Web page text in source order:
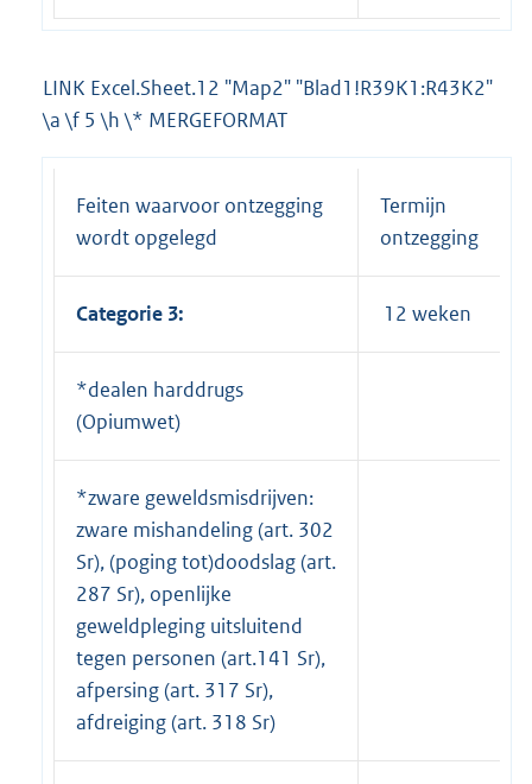
LINK Excel.Sheet.12 "Map2" "Blad1!R39K1:R43K2"
\a \f 5 \h \* MERGEFORMAT
Feiten waarvoor ontzegging
wordt opgelegd
Termijn
ontzegging
Categorie 3: 12 weken
*dealen harddrugs
(Opiumwet)
*zware geweldsmisdrijven:
zware mishandeling (art. 302
Sr), (poging tot)doodslag (art.
287 Sr), openlijke
geweldpleging uitsluitend
tegen personen (art.141 Sr),
afpersing (art. 317 Sr),
afdreiging (art. 318 Sr)